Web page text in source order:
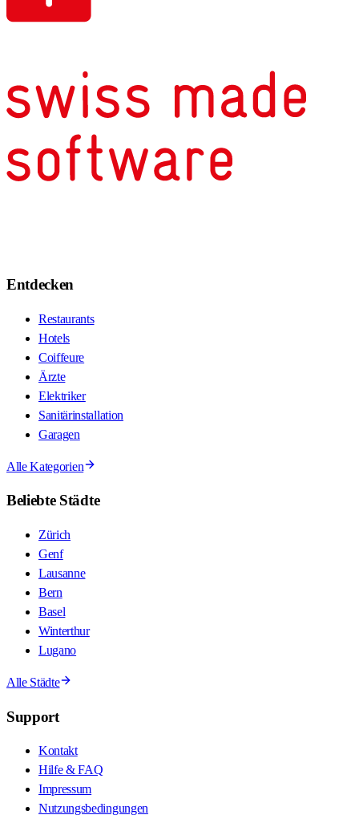
Entdecken
Restaurants
Hotels
Coiffeure
Ärzte
Elektriker
Sanitärinstallation
Garagen
Alle Kategorien
Beliebte Städte
Zürich
Genf
Lausanne
Bern
Basel
Winterthur
Lugano
Alle Städte
Support
Kontakt
Hilfe & FAQ
Impressum
Nutzungsbedingungen